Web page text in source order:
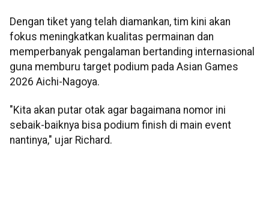
Dengan tiket yang telah diamankan, tim kini akan
fokus meningkatkan kualitas permainan dan
memperbanyak pengalaman bertanding internasional
guna memburu target podium pada Asian Games
2026 Aichi-Nagoya.
"Kita akan putar otak agar bagaimana nomor ini
sebaik-baiknya bisa podium finish di main event
nantinya," ujar Richard.